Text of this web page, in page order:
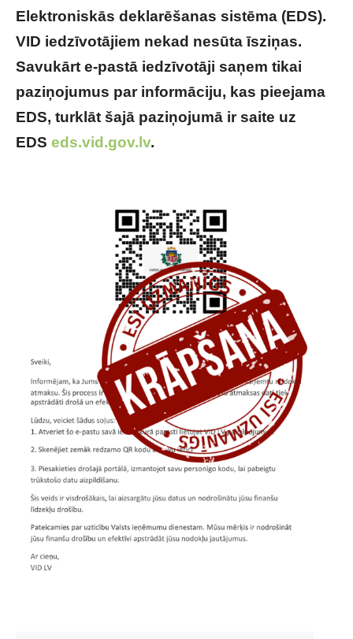
Elektroniskās deklarēšanas sistēma (EDS).
VID iedzīvotājiem nekad nesūta īsziņas.
Savukārt e-pastā iedzīvotāji saņem tikai
paziņojumus par informāciju, kas pieejama
EDS, turklāt šajā paziņojumā ir saite uz
EDS eds.vid.gov.lv.